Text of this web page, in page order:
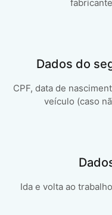
Dados do
CPF, data de
veículo (caso
Ida e volta ao